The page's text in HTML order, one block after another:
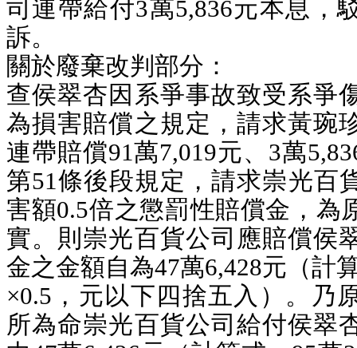
司連帶給付3萬5,836元本息，
訴。
關於廢棄改判部分：
查侯翠杏因系爭事故致受系爭
為損害賠償之規定，請求黃琬
連帶賠償91萬7,019元、3萬
第51條後段規定，請求崇光百
害額0.5倍之懲罰性賠償金，為
實。則崇光百貨公司應賠償侯
金之金額自為47萬6,428元（計
×0.5，元以下四捨五入）。乃
所為命崇光百貨公司給付侯翠